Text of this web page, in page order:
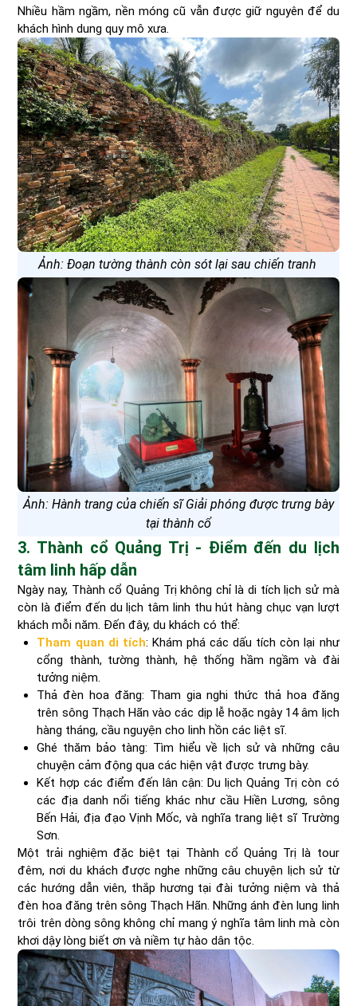
Nhiều hầm ngầm, nền móng cũ vẫn được giữ nguyên để du
khách hình dung quy mô xưa.
Ảnh: Đoạn tường thành còn sót lại sau chiến tranh
Ảnh: Hành trang của chiến sĩ Giải phóng được trưng bày
tại thành cổ
3. Thành cổ Quảng Trị - Điểm đến du lịch
tâm linh hấp dẫn
Ngày nay, Thành cổ Quảng Trị không chỉ là di tích lịch sử mà
còn là điểm đến du lịch tâm linh thu hút hàng chục vạn lượt
khách mỗi năm. Đến đây, du khách có thể:
Tham quan di tích: Khám phá các dấu tích còn lại như
cổng thành, tường thành, hệ thống hầm ngầm và đài
tưởng niệm.
Thả đèn hoa đăng: Tham gia nghi thức thả hoa đăng
trên sông Thạch Hãn vào các dịp lễ hoặc ngày 14 âm lịch
hàng tháng, cầu nguyện cho linh hồn các liệt sĩ.
Ghé thăm bảo tàng: Tìm hiểu về lịch sử và những câu
chuyện cảm động qua các hiện vật được trưng bày.
Kết hợp các điểm đến lân cận: Du lịch Quảng Trị còn có
các địa danh nổi tiếng khác như cầu Hiền Lương, sông
Bến Hải, địa đạo Vịnh Mốc, và nghĩa trang liệt sĩ Trường
Sơn.
Một trải nghiệm đặc biệt tại Thành cổ Quảng Trị là tour
đêm, nơi du khách được nghe những câu chuyện lịch sử từ
các hướng dẫn viên, thắp hương tại đài tưởng niệm và thả
đèn hoa đăng trên sông Thạch Hãn. Những ánh đèn lung linh
trôi trên dòng sông không chỉ mang ý nghĩa tâm linh mà còn
khơi dậy lòng biết ơn và niềm tự hào dân tộc.